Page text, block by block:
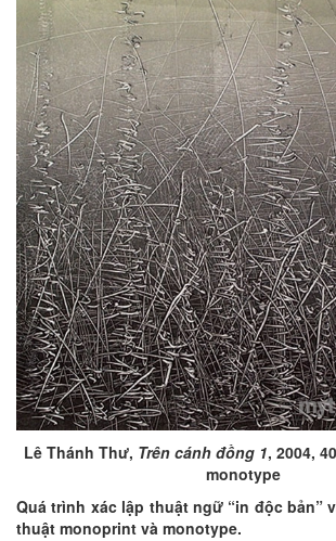
Lê Thánh Thư, Trên cánh đồng 1, 2004,
monotype
Quá trình xác lập thuật ngữ “in độc bản”
thuật monoprint và monotype.